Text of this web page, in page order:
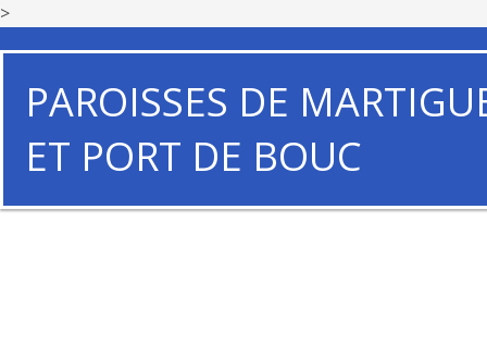
>
PAROISSES DE
ET PORT DE BOUC